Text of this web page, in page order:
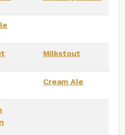
Milkstout
Cream Ale